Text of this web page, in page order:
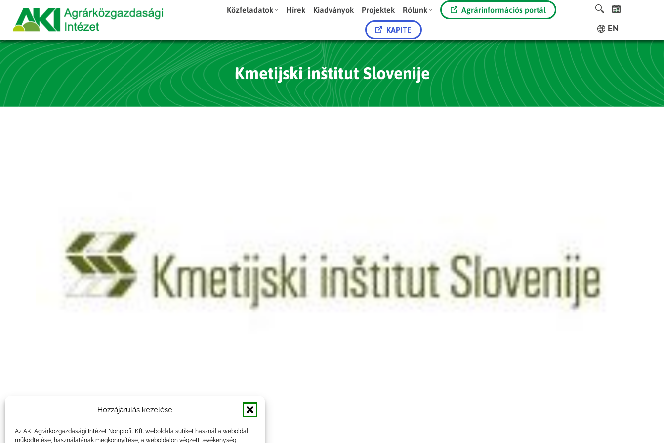
Hozzájárulás kezelése
Az AKI Agrárközgazdasági Intézet Nonprofit Kft. weboldala sütiket használ a weboldal
működtetése, használatának megkönnyítése, a weboldalon végzett tevékenység
Közfeladatok Hírek Kiadványok Projektek Rólunk Agrárinformációs portál
KAPITE EN
Kmetijski inštitut Slovenije